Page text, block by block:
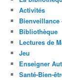
Activités
Bienveillance
Bibliothèque
Lectures de
Jeu
Enseigner
Santé-Bien-